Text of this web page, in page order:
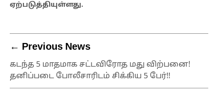
ஏற்படுத்தியுள்ளது.
← Previous News
கடந்த 5 மாதமாக சட்டவிரோத மது விற்பனை!
தனிப்படை போலீசாரிடம் சிக்கிய 5 பேர்!!